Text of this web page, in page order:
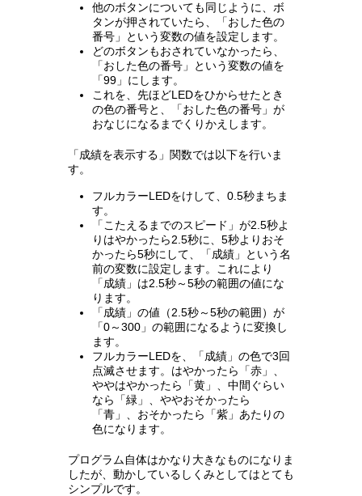
他のボタンについても同じように、ボ
タンが押されていたら、「おした色の
番号」という変数の値を設定します。
どのボタンもおされていなかったら、
「おした色の番号」という変数の値を
「99」にします。
これを、先ほどLEDをひからせたとき
の色の番号と、「おした色の番号」が
おなじになるまでくりかえします。
「成績を表示する」関数では以下を行いま
す。
フルカラーLEDをけして、0.5秒まちま
す。
「こたえるまでのスピード」が2.5秒よ
りはやかったら2.5秒に、5秒よりおそ
かったら5秒にして、「成績」という名
前の変数に設定します。これにより
「成績」は2.5秒～5秒の範囲の値にな
ります。
「成績」の値（2.5秒～5秒の範囲）が
「0～300」の範囲になるように変換し
ます。
フルカラーLEDを、「成績」の色で3回
点滅させます。はやかったら「赤」、
ややはやかったら「黄」、中間ぐらい
なら「緑」、ややおそかったら
「青」、おそかったら「紫」あたりの
色になります。
プログラム自体はかなり大きなものになりま
したが、動かしているしくみとしてはとても
シンプルです。